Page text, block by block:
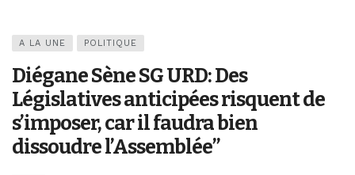
A LA UNE POLITIQUE
Diégane Sène SG URD: Des
Législatives anticipées risquent de
s’imposer, car il faudra bien
dissoudre l’Assemblée’’